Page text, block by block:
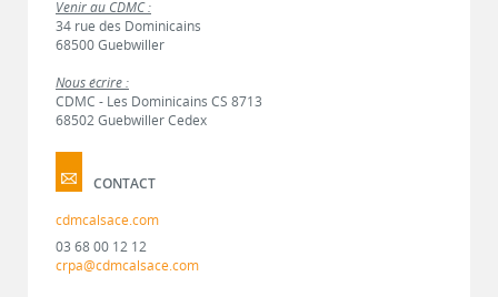
Venir au CDMC :
34 rue des Dominicains
68500 Guebwiller
Nous écrire :
CDMC - Les Dominicains CS 8713
68502 Guebwiller Cedex
CONTACT
cdmcalsace.com
03 68 00 12 12
crpa@cdmcalsace.com